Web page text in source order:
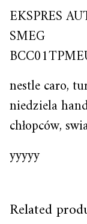
EKSPRES
SMEG
nestle caro,
niedziela
chłopców,
yyyyy
Related